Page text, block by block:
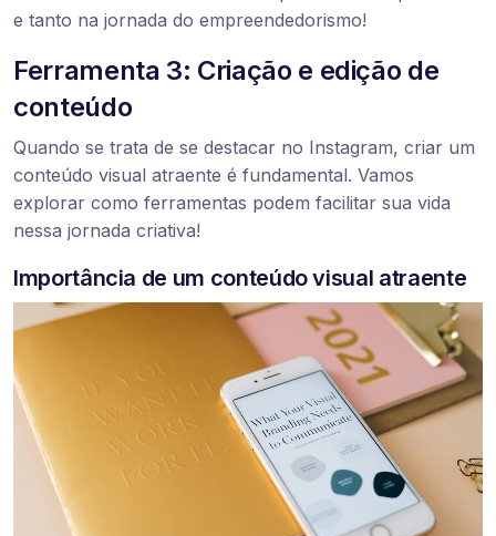
e tanto na jornada do empreendedorismo!
Ferramenta 3: Criação e edição de
conteúdo
Quando se trata de se destacar no Instagram, criar um
conteúdo visual atraente é fundamental. Vamos
explorar como ferramentas podem facilitar sua vida
nessa jornada criativa!
Importância de um conteúdo visual atraente